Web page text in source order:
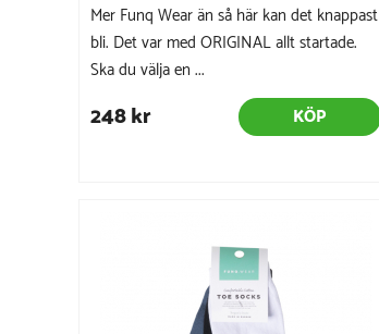
Mer Funq Wear än så här kan det knappast
bli. Det var med ORIGINAL allt startade.
Ska du välja en ...
248 kr KÖP